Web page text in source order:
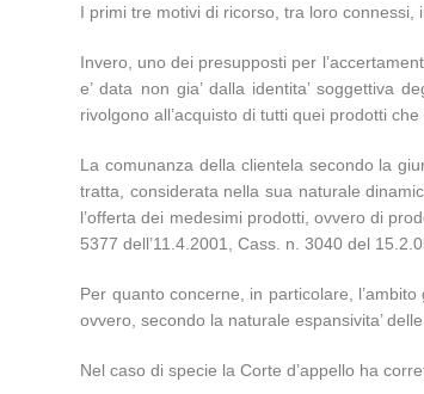
I primi tre motivi di ricorso, tra loro
Invero, uno dei presupposti per
e’ data non gia’ dalla identita’ soggettiva
rivolgono all’acquisto di tutti quei prodotti
La comunanza della clientela secondo la
tratta, considerata nella sua naturale
l’offerta dei medesimi prodotti, ovvero di
5377 dell’11.4.2001, Cass. n. 3040 del
Per quanto concerne, in particolare,
ovvero, secondo la naturale espansivita’
Nel caso di specie la Corte d’appello ha